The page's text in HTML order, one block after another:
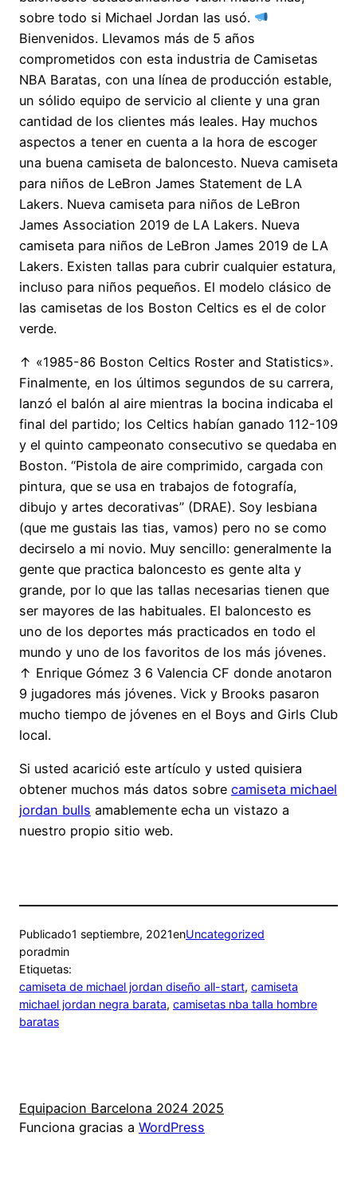
sobre todo si Michael Jordan las usó.
Bienvenidos. Llevamos más de 5 años
comprometidos con esta industria de Camisetas
NBA Baratas, con una línea de producción estable,
un sólido equipo de servicio al cliente y una gran
cantidad de los clientes más leales. Hay muchos
aspectos a tener en cuenta a la hora de escoger
una buena camiseta de baloncesto. Nueva camiseta
para niños de LeBron James Statement de LA
Lakers. Nueva camiseta para niños de LeBron
James Association 2019 de LA Lakers. Nueva
camiseta para niños de LeBron James 2019 de LA
Lakers. Existen tallas para cubrir cualquier estatura,
incluso para niños pequeños. El modelo clásico de
las camisetas de los Boston Celtics es el de color
verde.
↑ «1985-86 Boston Celtics Roster and Statistics».
Finalmente, en los últimos segundos de su carrera,
lanzó el balón al aire mientras la bocina indicaba el
final del partido; los Celtics habían ganado 112-109
y el quinto campeonato consecutivo se quedaba en
Boston. “Pistola de aire comprimido, cargada con
pintura, que se usa en trabajos de fotografía,
dibujo y artes decorativas” (DRAE). Soy lesbiana
(que me gustais las tias, vamos) pero no se como
decirselo a mi novio. Muy sencillo: generalmente la
gente que practica baloncesto es gente alta y
grande, por lo que las tallas necesarias tienen que
ser mayores de las habituales. El baloncesto es
uno de los deportes más practicados en todo el
mundo y uno de los favoritos de los más jóvenes.
↑ Enrique Gómez 3 6 Valencia CF donde anotaron
9 jugadores más jóvenes. Vick y Brooks pasaron
mucho tiempo de jóvenes en el Boys and Girls Club
local.
Si usted acarició este artículo y usted quisiera
obtener muchos más datos sobre camiseta michael
jordan bulls amablemente echa un vistazo a
nuestro propio sitio web.
Publicado1 septiembre, 2021enUncategorized
poradmin
Etiquetas:
camiseta de michael jordan diseño all-start, camiseta
michael jordan negra barata, camisetas nba talla hombre
baratas
Equipacion Barcelona 2024 2025
Funciona gracias a WordPress